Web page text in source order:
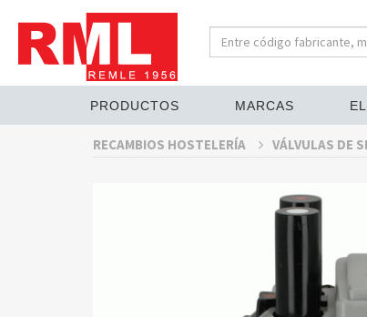
PRODUCTOS MARCAS
RECAMBIOS HOSTELERÍA VÁLVULAS DE